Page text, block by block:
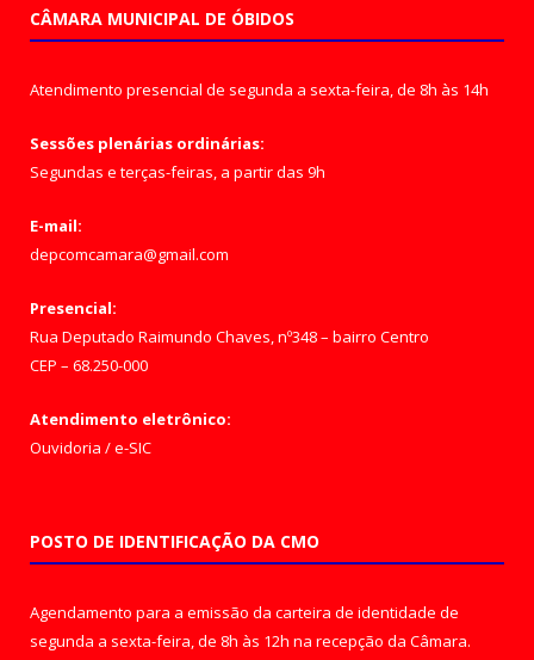
CÂMARA MUNICIPAL DE ÓBIDOS
Atendimento presencial de segunda a sexta-feira, de 8h às 14h
Sessões plenárias ordinárias:
Segundas e terças-feiras, a partir das 9h
E-mail:
depcomcamara@gmail.com
Presencial:
Rua Deputado Raimundo Chaves, nº348 – bairro Centro
CEP – 68.250-000
Atendimento eletrônico:
Ouvidoria /e-SIC
POSTO DE IDENTIFICAÇÃO DA CMO
Agendamento para a emissão da carteira de identidade de
segunda a sexta-feira, de 8h às 12h na recepção da Câmara.